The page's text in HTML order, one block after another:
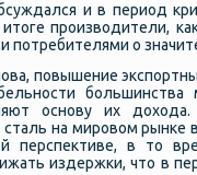
и в период
производители,
потребителями о
повышение
большинства
основу их
на мировом рынке
перспективе, в то
издержки, что в